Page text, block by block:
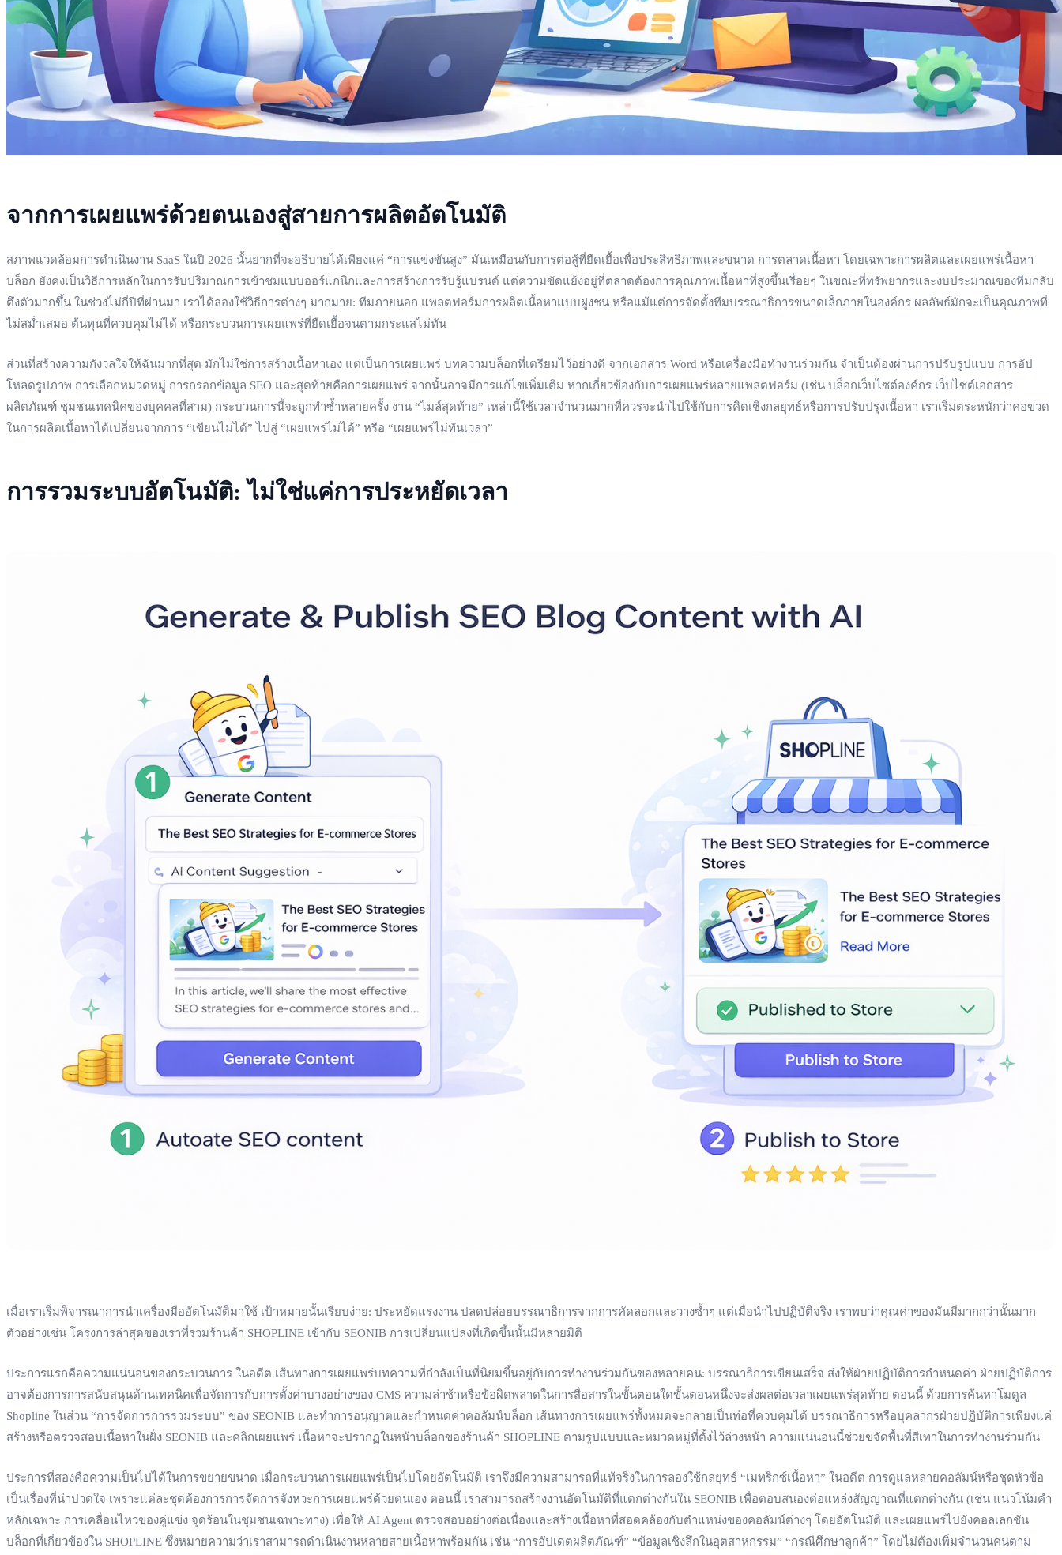
จากการเผยแพร่ด้วยตนเองสู่สายการผลิตอัตโนมัติ
สภาพแวดล้อมการดำเนินงาน SaaS ในปี 2026 นั้นยากที่จะอธิบายได้เพียงแค่ “การแข่งขันสูง” มันเหมือนกับการต่อสู้ที่ยืดเยื้อเพื่อประสิทธิภาพและขนาด การตลาดเนื้อหา โดยเฉพาะการผลิตและเผยแพร่เนื้อหา
บล็อก ยังคงเป็นวิธีการหลักในการรับปริมาณการเข้าชมแบบออร์แกนิกและการสร้างการรับรู้แบรนด์ แต่ความขัดแย้งอยู่ที่ตลาดต้องการคุณภาพเนื้อหาที่สูงขึ้นเรื่อยๆ ในขณะที่ทรัพยากรและงบประมาณของทีมกลับ
ตึงตัวมากขึ้น ในช่วงไม่กี่ปีที่ผ่านมา เราได้ลองใช้วิธีการต่างๆ มากมาย: ทีมภายนอก แพลตฟอร์มการผลิตเนื้อหาแบบฝูงชน หรือแม้แต่การจัดตั้งทีมบรรณาธิการขนาดเล็กภายในองค์กร ผลลัพธ์มักจะเป็นคุณภาพที่
ไม่สม่ำเสมอ ต้นทุนที่ควบคุมไม่ได้ หรือกระบวนการเผยแพร่ที่ยืดเยื้อจนตามกระแสไม่ทัน
ส่วนที่สร้างความกังวลใจให้ฉันมากที่สุด มักไม่ใช่การสร้างเนื้อหาเอง แต่เป็นการเผยแพร่ บทความบล็อกที่เตรียมไว้อย่างดี จากเอกสาร Word หรือเครื่องมือทำงานร่วมกัน จำเป็นต้องผ่านการปรับรูปแบบ การอัป
โหลดรูปภาพ การเลือกหมวดหมู่ การกรอกข้อมูล SEO และสุดท้ายคือการเผยแพร่ จากนั้นอาจมีการแก้ไขเพิ่มเติม หากเกี่ยวข้องกับการเผยแพร่หลายแพลตฟอร์ม (เช่น บล็อกเว็บไซต์องค์กร เว็บไซต์เอกสาร
ผลิตภัณฑ์ ชุมชนเทคนิคของบุคคลที่สาม) กระบวนการนี้จะถูกทำซ้ำหลายครั้ง งาน “ไมล์สุดท้าย” เหล่านี้ใช้เวลาจำนวนมากที่ควรจะนำไปใช้กับการคิดเชิงกลยุทธ์หรือการปรับปรุงเนื้อหา เราเริ่มตระหนักว่าคอขวด
ในการผลิตเนื้อหาได้เปลี่ยนจากการ “เขียนไม่ได้” ไปสู่ “เผยแพร่ไม่ได้” หรือ “เผยแพร่ไม่ทันเวลา”
การรวมระบบอัตโนมัติ: ไม่ใช่แค่การประหยัดเวลา
เมื่อเราเริ่มพิจารณาการนำเครื่องมืออัตโนมัติมาใช้ เป้าหมายนั้นเรียบง่าย: ประหยัดแรงงาน ปลดปล่อยบรรณาธิการจากการคัดลอกและวางซ้ำๆ แต่เมื่อนำไปปฏิบัติจริง เราพบว่าคุณค่าของมันมีมากกว่านั้นมาก
ตัวอย่างเช่น โครงการล่าสุดของเราที่รวมร้านค้า SHOPLINE เข้ากับ SEONIB การเปลี่ยนแปลงที่เกิดขึ้นนั้นมีหลายมิติ
ประการแรกคือความแน่นอนของกระบวนการ ในอดีต เส้นทางการเผยแพร่บทความที่กำลังเป็นที่นิยมขึ้นอยู่กับการทำงานร่วมกันของหลายคน: บรรณาธิการเขียนเสร็จ ส่งให้ฝ่ายปฏิบัติการกำหนดค่า ฝ่ายปฏิบัติการ
อาจต้องการการสนับสนุนด้านเทคนิคเพื่อจัดการกับการตั้งค่าบางอย่างของ CMS ความล่าช้าหรือข้อผิดพลาดในการสื่อสารในขั้นตอนใดขั้นตอนหนึ่งจะส่งผลต่อเวลาเผยแพร่สุดท้าย ตอนนี้ ด้วยการค้นหาโมดูล
Shopline ในส่วน “การจัดการการรวมระบบ” ของ SEONIB และทำการอนุญาตและกำหนดค่าคอลัมน์บล็อก เส้นทางการเผยแพร่ทั้งหมดจะกลายเป็นท่อที่ควบคุมได้ บรรณาธิการหรือบุคลากรฝ่ายปฏิบัติการเพียงแค่
สร้างหรือตรวจสอบเนื้อหาในฝั่ง SEONIB และคลิกเผยแพร่ เนื้อหาจะปรากฏในหน้าบล็อกของร้านค้า SHOPLINE ตามรูปแบบและหมวดหมู่ที่ตั้งไว้ล่วงหน้า ความแน่นอนนี้ช่วยขจัดพื้นที่สีเทาในการทำงานร่วมกัน
ประการที่สองคือความเป็นไปได้ในการขยายขนาด เมื่อกระบวนการเผยแพร่เป็นไปโดยอัตโนมัติ เราจึงมีความสามารถที่แท้จริงในการลองใช้กลยุทธ์ “เมทริกซ์เนื้อหา” ในอดีต การดูแลหลายคอลัมน์หรือชุดหัวข้อ
เป็นเรื่องที่น่าปวดใจ เพราะแต่ละชุดต้องการการจัดการจังหวะการเผยแพร่ด้วยตนเอง ตอนนี้ เราสามารถสร้างงานอัตโนมัติที่แตกต่างกันใน SEONIB เพื่อตอบสนองต่อแหล่งสัญญาณที่แตกต่างกัน (เช่น แนวโน้มคำ
หลักเฉพาะ การเคลื่อนไหวของคู่แข่ง จุดร้อนในชุมชนเฉพาะทาง) เพื่อให้ AI Agent ตรวจสอบอย่างต่อเนื่องและสร้างเนื้อหาที่สอดคล้องกับตำแหน่งของคอลัมน์ต่างๆ โดยอัตโนมัติ และเผยแพร่ไปยังคอลเลกชัน
บล็อกที่เกี่ยวข้องใน SHOPLINE ซึ่งหมายความว่าเราสามารถดำเนินงานหลายสายเนื้อหาพร้อมกัน เช่น “การอัปเดตผลิตภัณฑ์” “ข้อมูลเชิงลึกในอุตสาหกรรม” “กรณีศึกษาลูกค้า” โดยไม่ต้องเพิ่มจำนวนคนตาม